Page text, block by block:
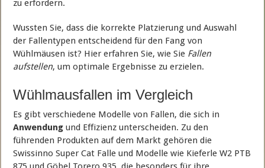
zu erfordern.
Wussten Sie, dass die korrekte Platzierung und Auswahl
der Fallentypen entscheidend für den Fang von
Wühlmäusen ist? Hier erfahren Sie, wie Sie Fallen
aufstellen, um optimale Ergebnisse zu erzielen.
Wühlmausfallen im Vergleich
Es gibt verschiedene Modelle von Fallen, die sich in
Anwendung und Effizienz unterscheiden. Zu den
führenden Produkten auf dem Markt gehören die
Swissinno Super Cat Falle und Modelle wie Kieferle W2 PTB